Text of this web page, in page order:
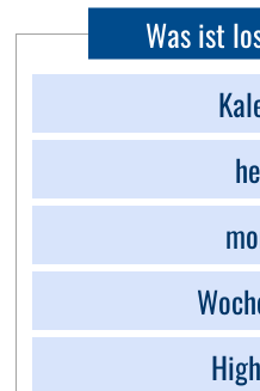
Was ist